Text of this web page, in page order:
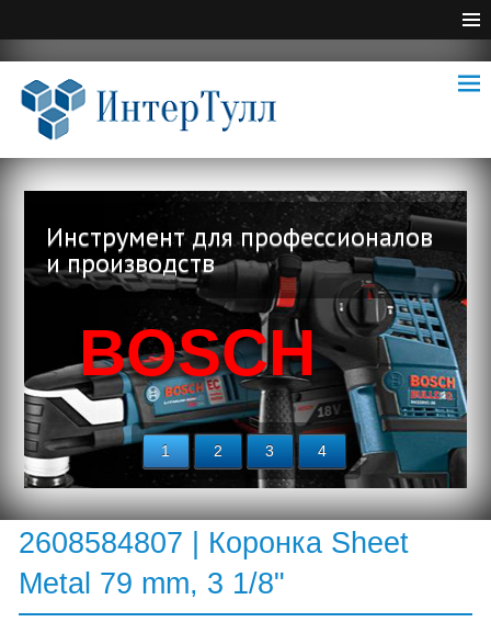
Инструмент для профессионалов
и производств
BOSCH
1 2 3 4
2608584807 | Коронка Sheet
Metal 79 mm, 3 1/8"